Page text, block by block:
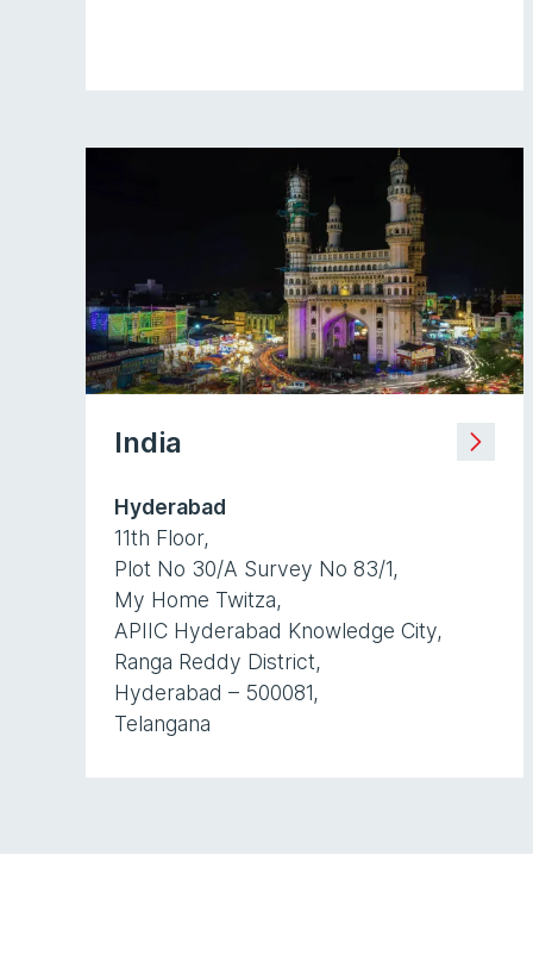
India
Hyderabad
11th Floor,
Plot No 30/A Survey No 83/1,
My Home Twitza,
APIIC Hyderabad Knowledge City,
Ranga Reddy District,
Hyderabad – 500081,
Telangana